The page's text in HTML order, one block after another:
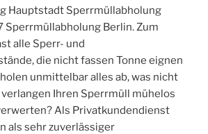
Hauptstadt Sperrmüllabholung
Sperrmüllabholung Berlin. Zum
alle Sperr- und
die nicht fassen Tonne eignen
unmittelbar alles ab, was nicht
Ihren Sperrmüll mühelos
Als Privatkundendienst
als sehr zuverlässiger